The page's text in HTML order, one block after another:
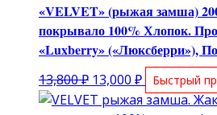
«VELVET» (рыжая замша)
покрывало 100% Хлопок.
«Luxberry» («Люксберри»),
13,800₽ Первоначальная
цена
13,000 ₽Текущая
цена:
Быстрый